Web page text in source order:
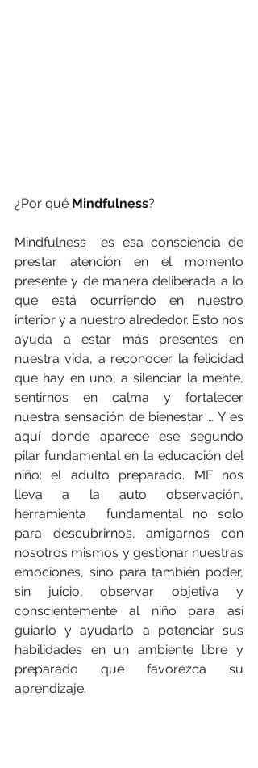
¿Por qué Mindfulness?
Mindfulness  es esa consciencia de
prestar atención en el momento
presente y de manera deliberada a lo
que está ocurriendo en nuestro
interior y a nuestro alrededor. Esto nos
ayuda a estar más presentes en
nuestra vida, a reconocer la felicidad
que hay en uno, a silenciar la mente,
sentirnos en calma y fortalecer
nuestra sensación de bienestar … Y es
aquí donde aparece ese segundo
pilar fundamental en la educación del
niño: el adulto preparado. MF nos
lleva a la auto observación,
herramienta  fundamental no solo
para descubrirnos, amigarnos con
nosotros mismos y gestionar nuestras
emociones, sino para también poder,
sin juicio, observar objetiva y
conscientemente al niño para así
guiarlo y ayudarlo a potenciar sus
habilidades en un ambiente libre y
preparado que favorezca su
aprendizaje.